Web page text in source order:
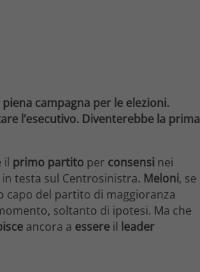
campagna per le elezioni.
l’esecutivo. Diventerebbe la prima
il primo partito per consensi nei
in testa sul Centrosinistra. Meloni, se
del partito di maggioranza
soltanto di ipotesi. Ma che
ancora a essere il leader